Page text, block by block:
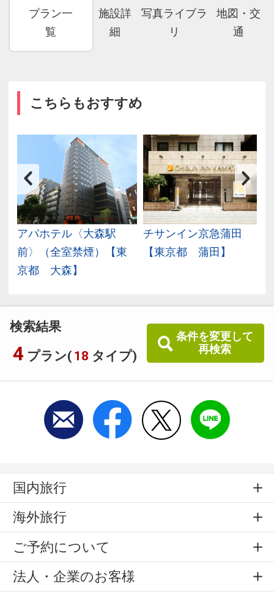
検索結果
4 プラン( 18 タイプ)
条件を変更して
再検索
プラン一
覧
施設詳
細
写真ライブラ
リ
地図・交
通
こちらもおすすめ
アパホテル〈大森駅
前〉（全室禁煙）【東
京都 大森】
チサンイン京急蒲田
【東京都 蒲田】
国内旅行
海外旅行
ご予約について
法人・企業のお客様